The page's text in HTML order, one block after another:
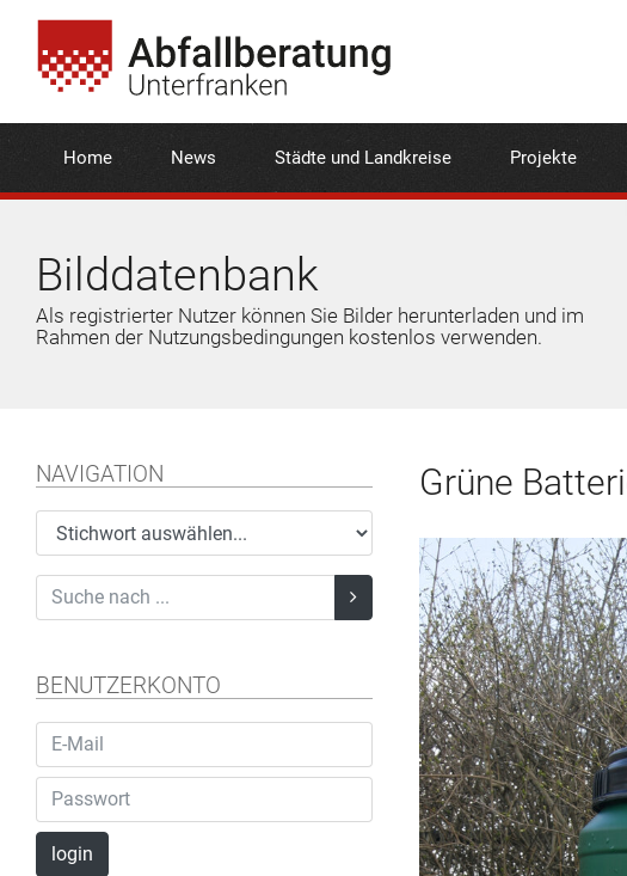
Home News Städte und Landkreise Projekte
Bilddatenbank
Als registrierter Nutzer können Sie Bilder herunterladen und im
Rahmen der Nutzungsbedingungen kostenlos verwenden.
NAVIGATION
BENUTZERKONTO
login
Grüne